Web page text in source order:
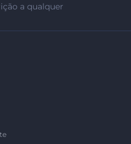
a qualquer